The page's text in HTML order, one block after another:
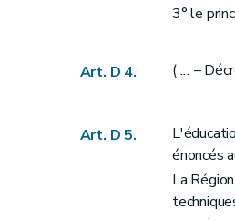
Art.
Art.
Section
Art. D2015
Art. D2016
3° le
Art. D 4. (... –
Art. D 5.
énoncés
La